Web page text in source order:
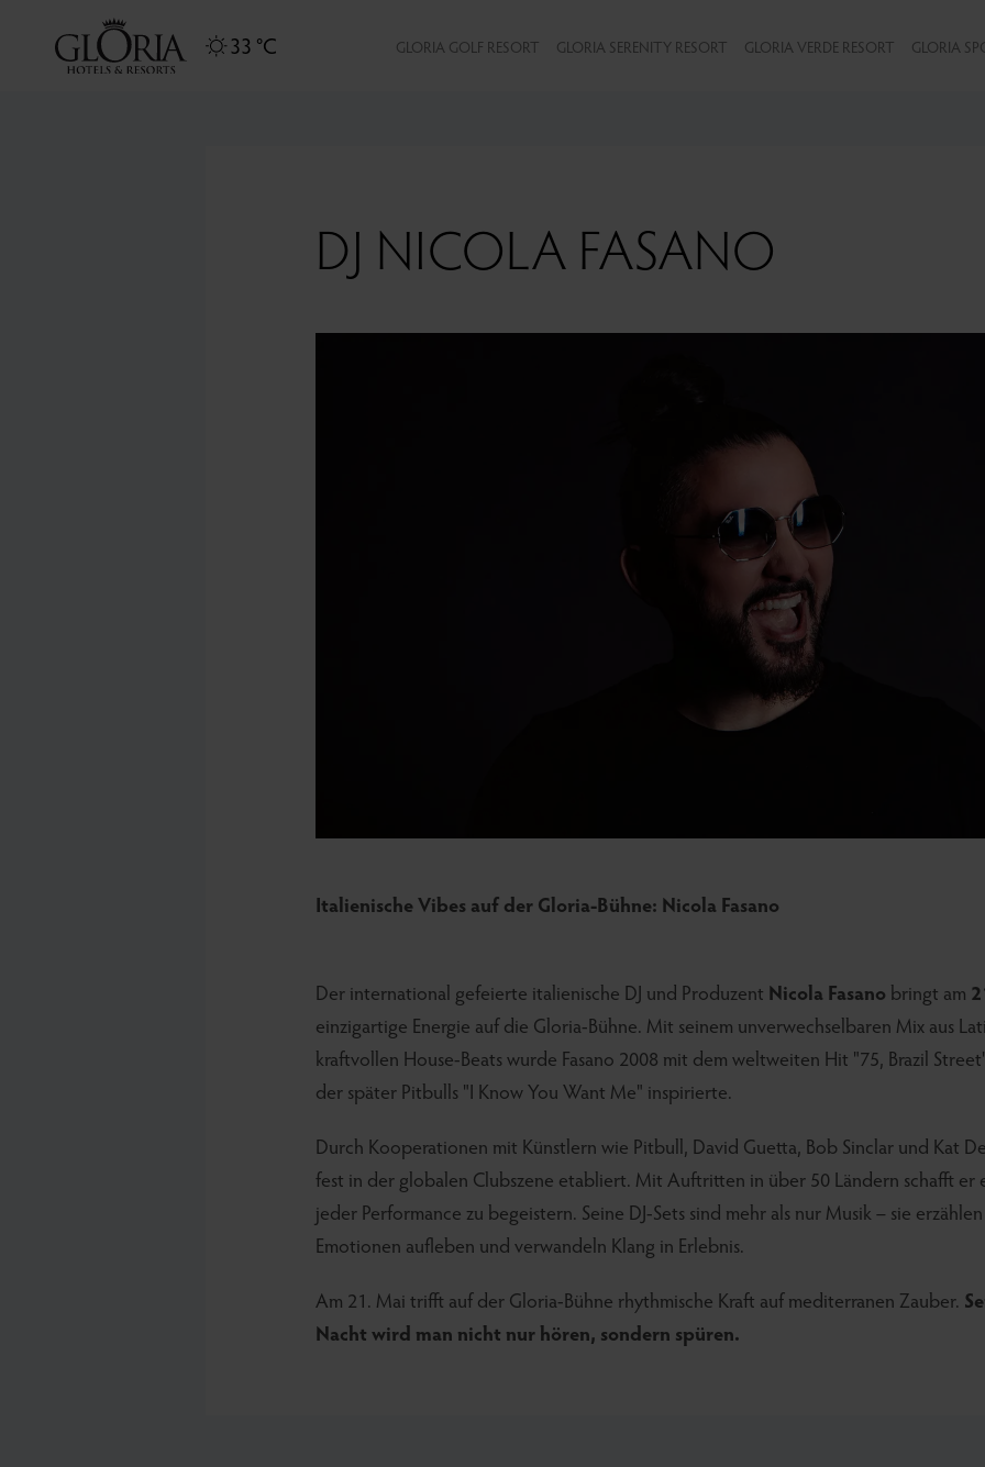
33 °C GLORIA GOLF RESORT GLORIA SERENITY RESORT GLORIA VERDE RESORT GLORIA
DJ NICOLA FASANO
Italienische Vibes auf der Gloria-Bühne: Nicola Fasano
Der international gefeierte italienische DJ und Produzent Nicola Fasano bringt am
einzigartige Energie auf die Gloria-Bühne. Mit seinem unverwechselbaren Mix aus
kraftvollen House-Beats wurde Fasano 2008 mit dem weltweiten Hit "75, Brazil
der später Pitbulls "I Know You Want Me" inspirierte.
Durch Kooperationen mit Künstlern wie Pitbull, David Guetta, Bob Sinclar und Kat
fest in der globalen Clubszene etabliert. Mit Auftritten in über 50 Ländern schafft er
jeder Performance zu begeistern. Seine DJ-Sets sind mehr als nur Musik – sie
Emotionen aufleben und verwandeln Klang in Erlebnis.
Am 21. Mai trifft auf der Gloria-Bühne rhythmische Kraft auf mediterranen Zauber.
Nacht wird man nicht nur hören, sondern spüren.